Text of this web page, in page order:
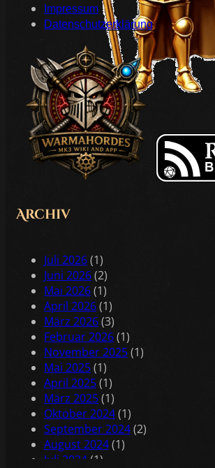
Impressum
Datenschutzerklärung
Archiv
Juli 2026(1)
Juni 2026(2)
Mai 2026(1)
April 2026(1)
März 2026(3)
Februar 2026(1)
November 2025(1)
Mai 2025(1)
April 2025(1)
März 2025(1)
Oktober 2024(1)
September 2024(2)
August 2024(1)
Juli 2024 (1)